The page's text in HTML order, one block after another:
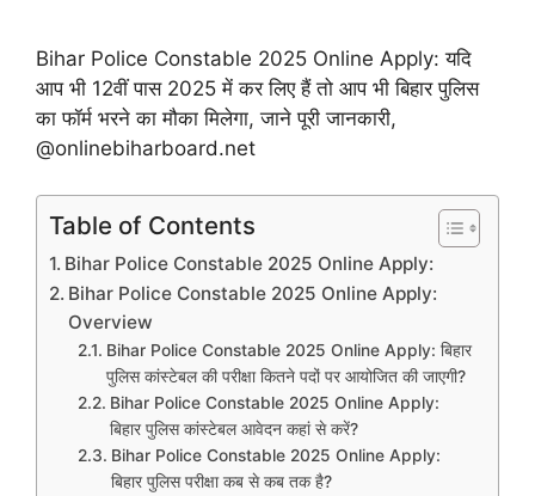
Bihar Police Constable 2025 Online Apply: यदि
आप भी 12वीं पास 2025 में कर लिए हैं तो आप भी बिहार पुलिस
का फॉर्म भरने का मौका मिलेगा, जाने पूरी जानकारी,
@onlinebiharboard.net
Table of Contents
Bihar Police Constable 2025 Online Apply:
Bihar Police Constable 2025 Online Apply:
Overview
Bihar Police Constable 2025 Online Apply: बिहार
पुलिस कांस्टेबल की परीक्षा कितने पदों पर आयोजित की जाएगी?
Bihar Police Constable 2025 Online Apply:
बिहार पुलिस कांस्टेबल आवेदन कहां से करें?
Bihar Police Constable 2025 Online Apply:
बिहार पुलिस परीक्षा कब से कब तक है?